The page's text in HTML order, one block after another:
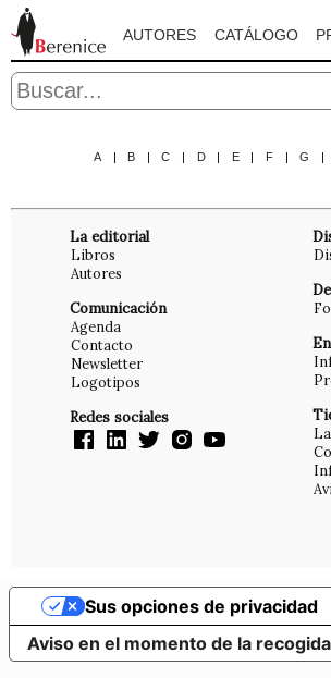
AUTORES CATÁLOGO
A | B | C | D | E | F | G |
La editorial
Libros
Autores
Comunicación
Agenda
Contacto
Newsletter
Logotipos
Redes sociales
Aviso en el momento de la recogida
Sus opciones de privacidad